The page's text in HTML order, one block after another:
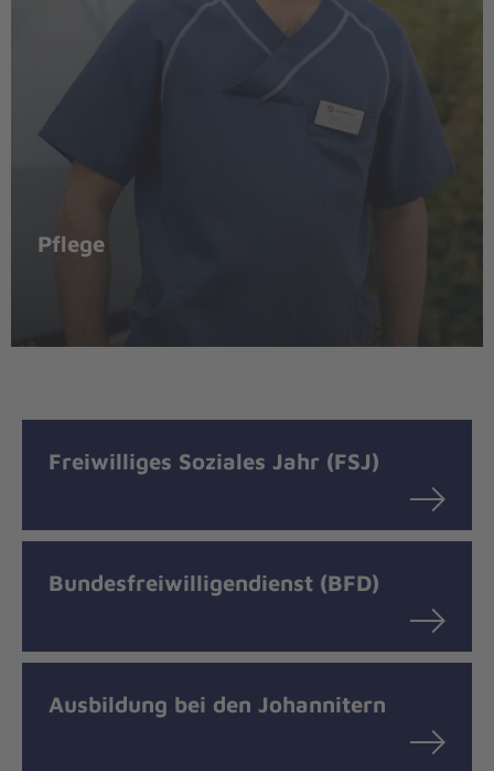
Pflege
Freiwilliges Soziales Jahr (FSJ)
Bundesfreiwilligendienst (BFD)
Ausbildung bei den Johannitern